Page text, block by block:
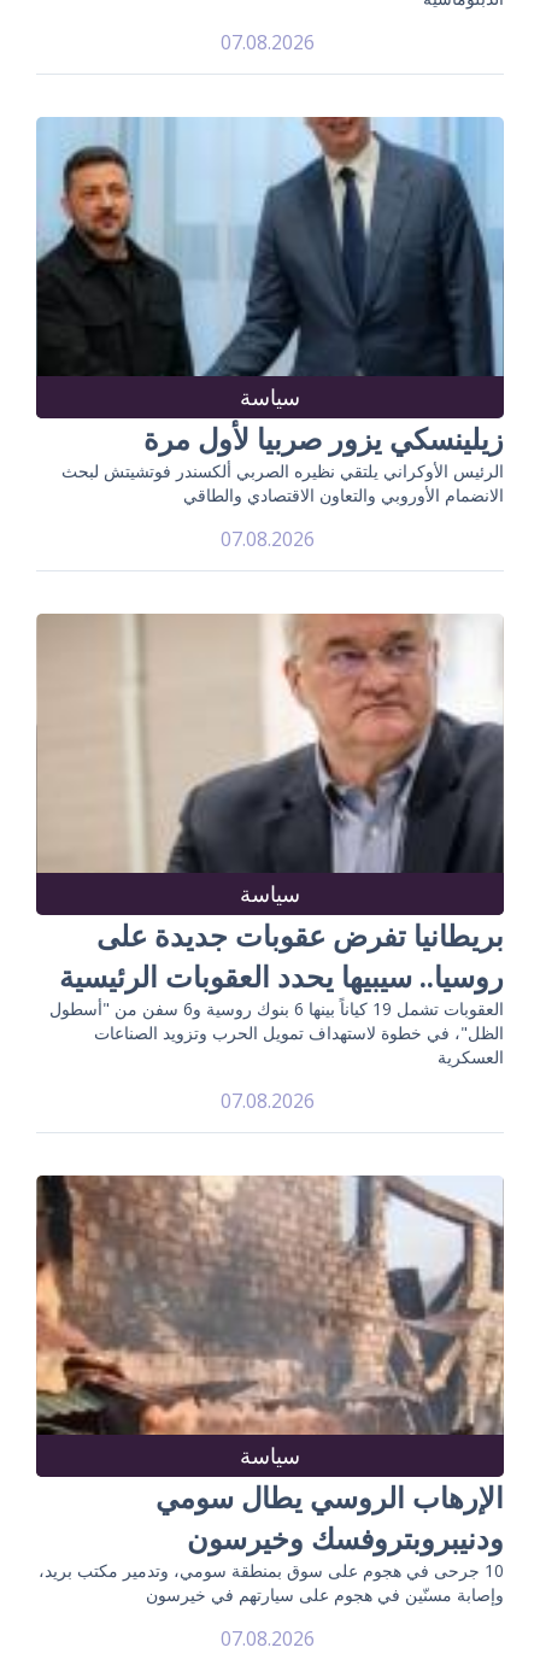
07.08.2026
سياسة
زيلينسكي يزور صربيا لأول مرة
الرئيس الأوكراني يلتقي نظيره الصربي ألكسندر فوتشيتش لبحث
الانضمام الأوروبي والتعاون الاقتصادي والطاقي
07.08.2026
سياسة
بريطانيا تفرض عقوبات جديدة على
روسيا.. سيبيها يحدد العقوبات الرئيسية
العقوبات تشمل 19 كياناً بينها 6 بنوك روسية و6 سفن من "أسطول
الظل"، في خطوة لاستهداف تمويل الحرب وتزويد الصناعات
العسكرية
07.08.2026
سياسة
الإرهاب الروسي يطال سومي
ودنيبروبتروفسك وخيرسون
10 جرحى في هجوم على سوق بمنطقة سومي، وتدمير مكتب بريد،
وإصابة مسنّين في هجوم على سيارتهم في خيرسون
07.08.2026